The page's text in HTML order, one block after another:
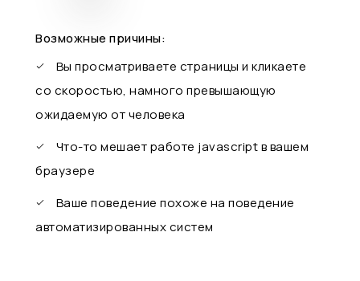
Возможные причины:
Вы просматриваете страницы и кликаете
со скоростью, намного превышающую
ожидаемую от человека
Что-то мешает работе javascript в вашем
браузере
Ваше поведение похоже на поведение
автоматизированных систем